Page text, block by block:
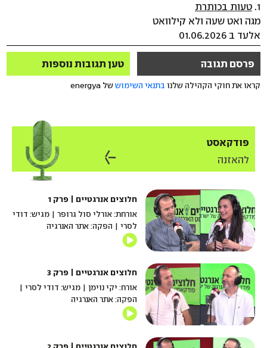
1. טעות בכותרת
מגה ואט שעה ולא קילוואט
אלעד ב 01.06.2026
פרסם תגובה טען תגובות נוספות
קראו את חוקי הקהילה שלנו בתנאי השימוששל energya
פודקאסט
להאזנה
חלוצים אנרגטיים | פרק 1
אורחת: אורלי סול גרופר | מגיש: דודי
לסרי | הפקה: אתר האנרגיה
חלוצים אנרגטיים | פרק 3
אורח: יקי נוימן | מגיש: דודי לסרי |
הפקה: אתר האנרגיה